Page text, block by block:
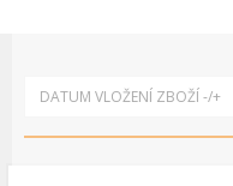
DATUM VLOŽENÍ ZBOŽÍ -/+